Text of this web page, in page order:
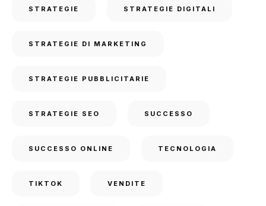
STRATEGIE STRATEGIE DIGITALI
STRATEGIE DI MARKETING
STRATEGIE PUBBLICITARIE
STRATEGIE SEO SUCCESSO
SUCCESSO ONLINE TECNOLOGIA
TIKTOK VENDITE